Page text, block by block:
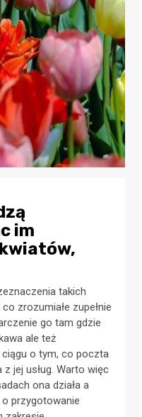
im
takich
zrozumiałe zupełnie
go tam gdzie
ale też
o tym, co poczta
jej usług. Warto więc
ona działa a
przygotowanie